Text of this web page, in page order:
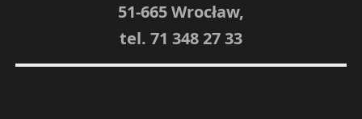
51-665 Wrocław,
tel. 71 348 27 33